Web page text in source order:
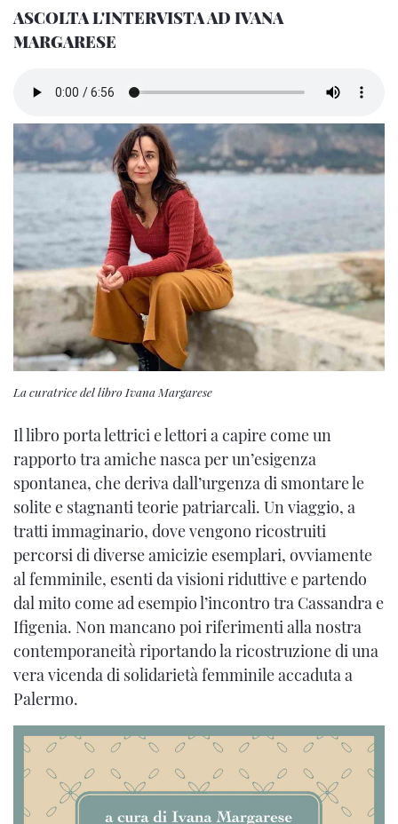
ASCOLTA L'INTERVISTA AD IVANA
MARGARESE
La curatrice del libro Ivana Margarese
Il libro porta lettrici e lettori a capire come un
rapporto tra amiche nasca per un’esigenza
spontanea, che deriva dall’urgenza di smontare le
solite e stagnanti teorie patriarcali. Un viaggio, a
tratti immaginario, dove vengono ricostruiti
percorsi di diverse amicizie esemplari, ovviamente
al femminile, esenti da visioni riduttive e partendo
dal mito come ad esempio l’incontro tra Cassandra e
Ifigenia. Non mancano poi riferimenti alla nostra
contemporaneità riportando la ricostruzione di una
vera vicenda di solidarietà femminile accaduta a
Palermo.